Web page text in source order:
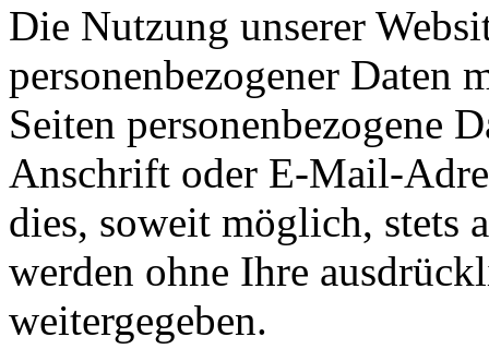
Die Nutzung unserer
personenbezogener Daten
Seiten personenbezogene
Anschrift oder E-Mail-
dies, soweit möglich, stets
werden ohne Ihre
weitergegeben.